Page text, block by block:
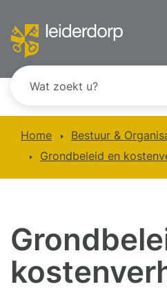
Home Bestuur &
Grondbeleid en